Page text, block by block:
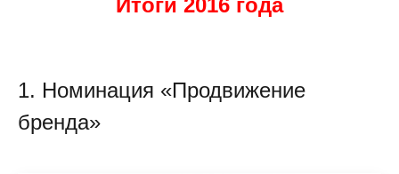
Итоги 2016 года
1. Номинация «Продвижение
бренда»